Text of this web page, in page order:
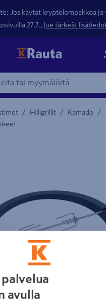
Jos käytät kryptolompakkoa ja
27.7., lue tärkeät
/ Hiiligrillit / Kamado /
löytyy Tuotteen
palvelua
avulla